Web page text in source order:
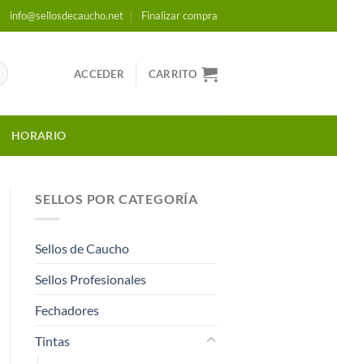
info@sellosdecaucho.net Finalizar compra
ACCEDER CARRITO
HORARIO
SELLOS POR CATEGORÍA
Sellos de Caucho
Sellos Profesionales
Fechadores
Tintas